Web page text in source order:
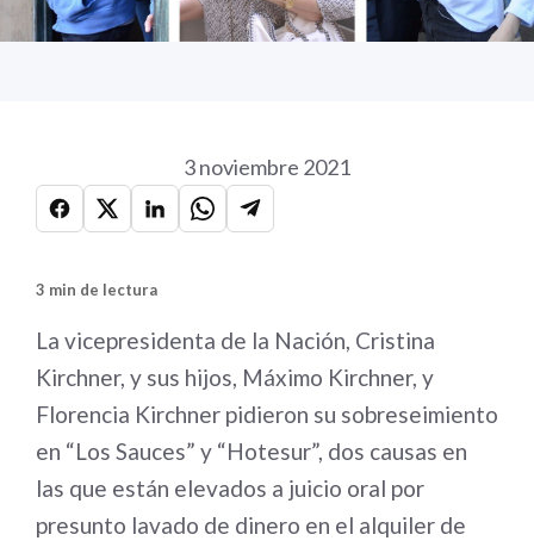
3 noviembre 2021
3 min de lectura
La vicepresidenta de la Nación, Cristina
Kirchner, y sus hijos, Máximo Kirchner, y
Florencia Kirchner pidieron su sobreseimiento
en “Los Sauces” y “Hotesur”, dos causas en
las que están elevados a juicio oral por
presunto lavado de dinero en el alquiler de